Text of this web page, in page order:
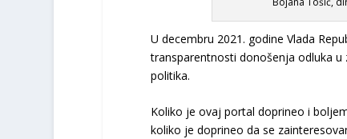
U decembru 2021. godine Vlada
transparentnosti donošenja odluka
politika.
Koliko je ovaj portal doprineo i
koliko je doprineo da se